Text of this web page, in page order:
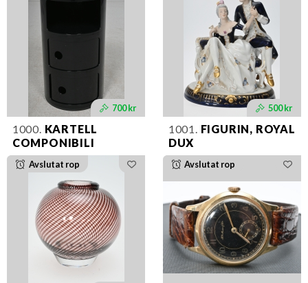
700 kr
1000. KARTELL
COMPONIBILI
500 kr
1001.
FIGURIN, ROYAL
DUX
Avslutat rop Avslutat rop